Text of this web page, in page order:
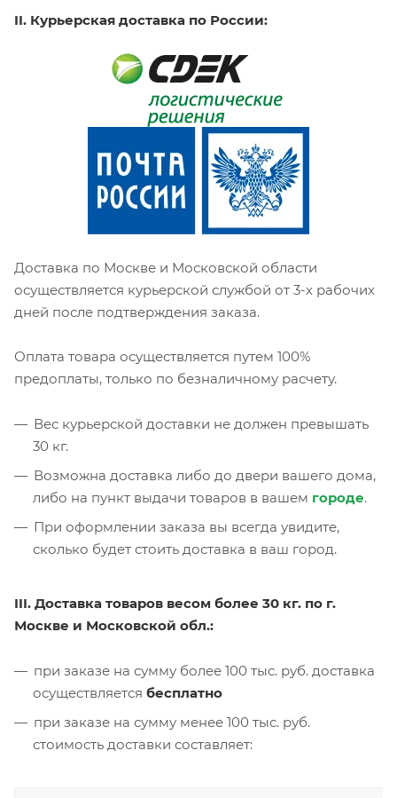
II. Курьерская доставка по России:
Доставка по Москве и Московской области
осуществляется курьерской службой от 3-х рабочих
дней после подтверждения заказа.
Оплата товара осуществляется путем 100%
предоплаты, только по безналичному расчету.
Вес курьерской доставки не должен превышать
30 кг.
Возможна доставка либо до двери вашего дома,
либо на пункт выдачи товаров в вашем городе.
При оформлении заказа вы всегда увидите,
сколько будет стоить доставка в ваш город.
III. Доставка товаров весом более 30 кг. по г.
Москве и Московской обл.:
при заказе на сумму более 100 тыс. руб. доставка
осуществляется бесплатно
при заказе на сумму менее 100 тыс. руб.
стоимость доставки составляет: